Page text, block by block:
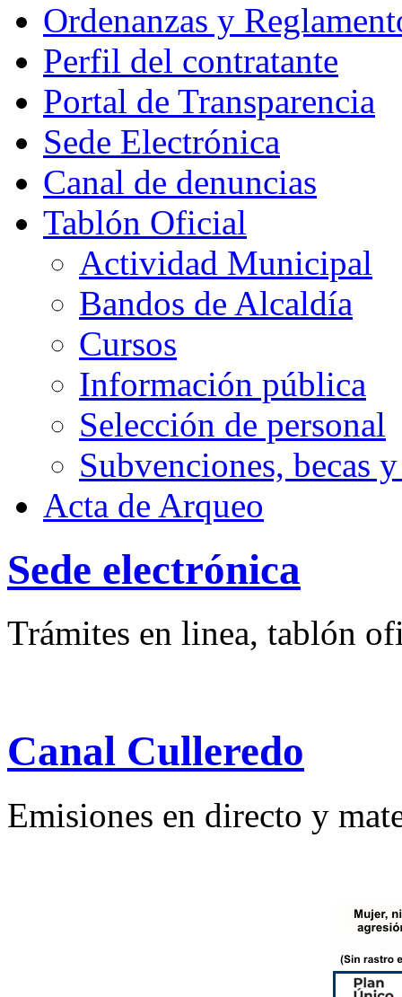
Ordenanzas y
Perfil del contratante
Portal de Transparencia
Sede Electrónica
Canal de denuncias
Tablón Oficial
Actividad Municipal
Bandos de Alcaldía
Cursos
Información pública
Selección de personal
Subvenciones, becas
Acta de Arqueo
Sede electrónica
Trámites en linea, tablón
Canal Culleredo
Emisiones en directo y